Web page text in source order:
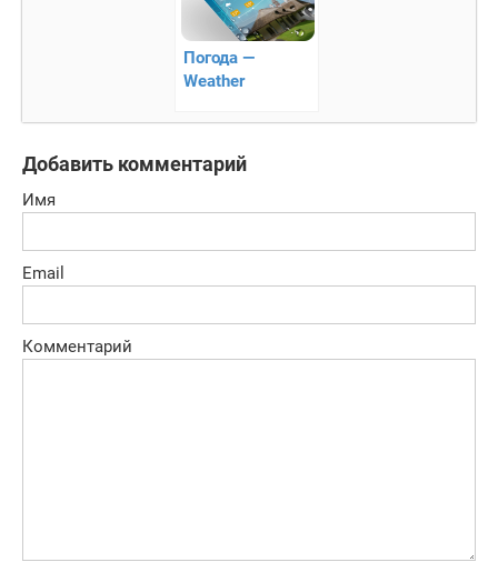
Погода —
Weather
Добавить комментарий
Имя
Email
Комментарий